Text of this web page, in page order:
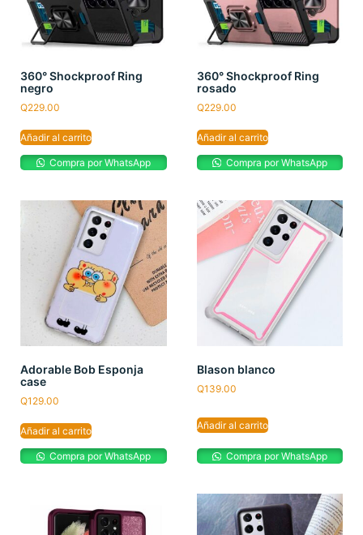
360° Shockproof Ring
negro
Q229.00
Añadir al carrito
Compra por WhatsApp
360° Shockproof Ring
rosado
Q229.00
Añadir al carrito
Compra por WhatsApp
Adorable Bob Esponja
case
Q129.00
Añadir al carrito
Compra por WhatsApp
Blason blanco
Q139.00
Añadir al carrito
Compra por WhatsApp